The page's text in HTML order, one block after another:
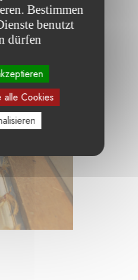
Bestimmen
benutzt
dürfen
alle Cookies